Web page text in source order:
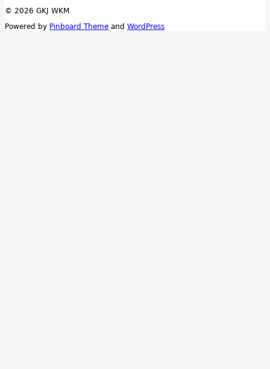
© 2026 GKJ WKM
Powered by Pinboard Theme and WordPress